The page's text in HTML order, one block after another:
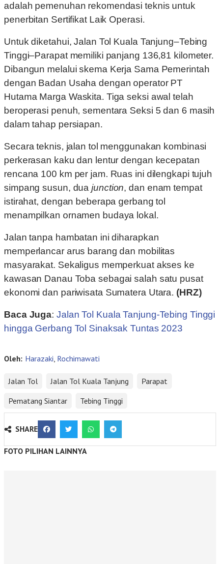
adalah pemenuhan rekomendasi teknis untuk
penerbitan Sertifikat Laik Operasi.
Untuk diketahui, Jalan Tol Kuala Tanjung–Tebing
Tinggi–Parapat memiliki panjang 136,81 kilometer.
Dibangun melalui skema Kerja Sama Pemerintah
dengan Badan Usaha dengan operator PT
Hutama Marga Waskita. Tiga seksi awal telah
beroperasi penuh, sementara Seksi 5 dan 6 masih
dalam tahap persiapan.
Secara teknis, jalan tol menggunakan kombinasi
perkerasan kaku dan lentur dengan kecepatan
rencana 100 km per jam. Ruas ini dilengkapi tujuh
simpang susun, duajunction, dan enam tempat
istirahat, dengan beberapa gerbang tol
menampilkan ornamen budaya lokal.
Jalan tanpa hambatan ini diharapkan
memperlancar arus barang dan mobilitas
masyarakat. Sekaligus memperkuat akses ke
kawasan Danau Toba sebagai salah satu pusat
ekonomi dan pariwisata Sumatera Utara. (HRZ)
Baca Juga: Jalan Tol Kuala Tanjung-Tebing Tinggi
hingga Gerbang Tol Sinaksak Tuntas 2023
Oleh: Harazaki, Rochimawati
Jalan Tol Jalan Tol Kuala Tanjung
Parapat
Pematang Siantar
Tebing Tinggi
SHARE
FOTO PILIHAN LAINNYA